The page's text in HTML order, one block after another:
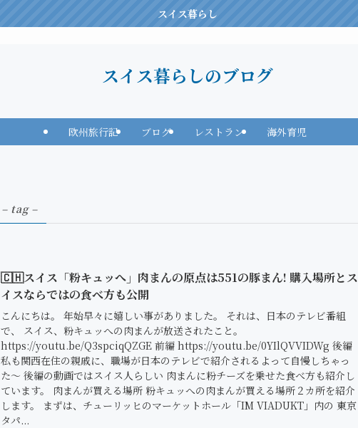
スイス暮らし
スイス暮らしのブログ
欧州旅行記 ブログ レストラン 海外育児
– tag –
🇨🇭スイス「粉キュッへ」肉まんの原点は551の豚まん! 購入場所とス
イスならではの食べ方も公開
こんにちは。 年始早々に嬉しい事がありました。 それは、日本のテレビ番組
で、 スイス、粉キュッへの肉まんが放送されたこと。
https://youtu.be/Q3spciqQZGE 前編 https://youtu.be/0YIlQVVIDWg 後編
私も関西在住の親戚に、職場が日本のテレビで紹介されるよって自慢しちゃっ
た〜 後編の動画ではスイス人らしい 肉まんに粉チーズを乗せた食べ方も紹介し
ています。 肉まんが買える場所 粉キュッへの肉まんが買える場所２カ所を紹介
します。 まずは、チューリッヒのマーケットホール「IM VIADUKT」内の 東京
タパ...